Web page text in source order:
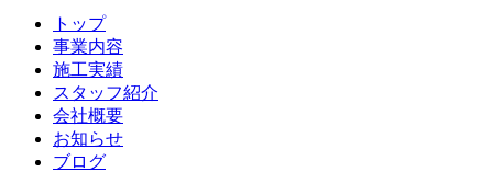
トップ
事業内容
施工実績
スタッフ紹介
会社概要
お知らせ
ブログ